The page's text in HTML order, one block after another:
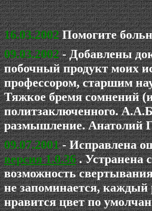
16.03.2002Помогите
09.03.2002- Добавлены
побочный продукт моих
профессором, старшим
Тяжкое бремя сомнений
политзaключeнного.
размышление. Анатолий
09.07.2001- Исправлена
версия 1.0.36. Устранена
возможность
не запоминается, каждый
нравится цвет по